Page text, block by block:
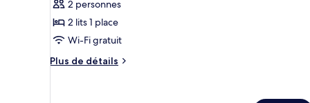
ce
type
de
chambre :
2 personnes
2 lits 1 place
Wi-Fi gratuit
Plus de détails
Plus